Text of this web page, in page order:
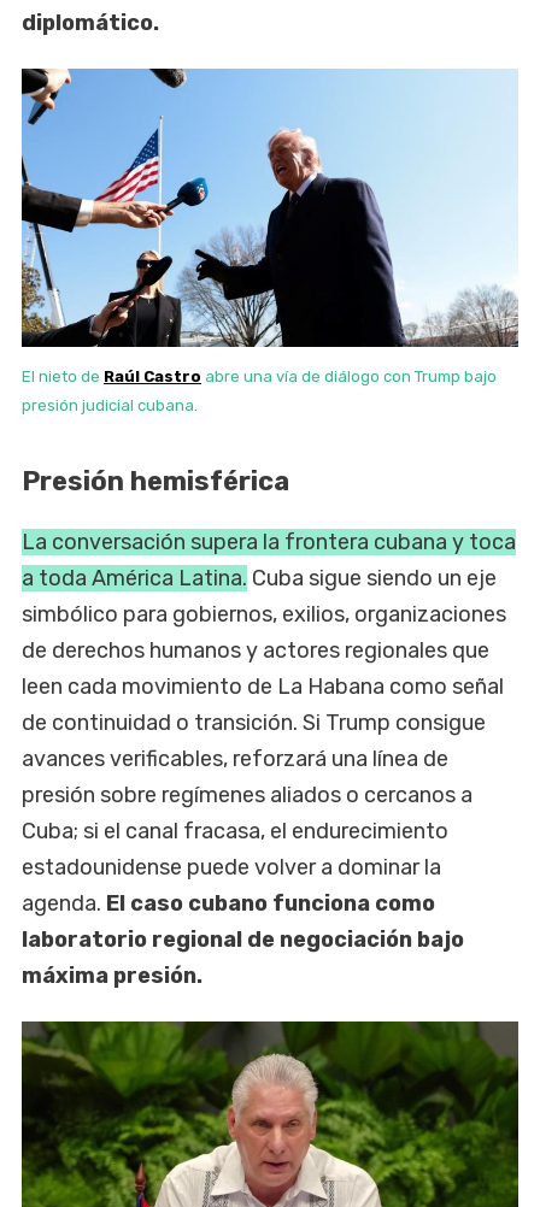
diplomático.
El nieto de Raúl Castro abre una vía de diálogo con Trump bajo
presión judicial cubana.
Presión hemisférica
La conversación supera la frontera cubana y toca
a toda América Latina. Cuba sigue siendo un eje
simbólico para gobiernos, exilios, organizaciones
de derechos humanos y actores regionales que
leen cada movimiento de La Habana como señal
de continuidad o transición. Si Trump consigue
avances verificables, reforzará una línea de
presión sobre regímenes aliados o cercanos a
Cuba; si el canal fracasa, el endurecimiento
estadounidense puede volver a dominar la
agenda. El caso cubano funciona como
laboratorio regional de negociación bajo
máxima presión.